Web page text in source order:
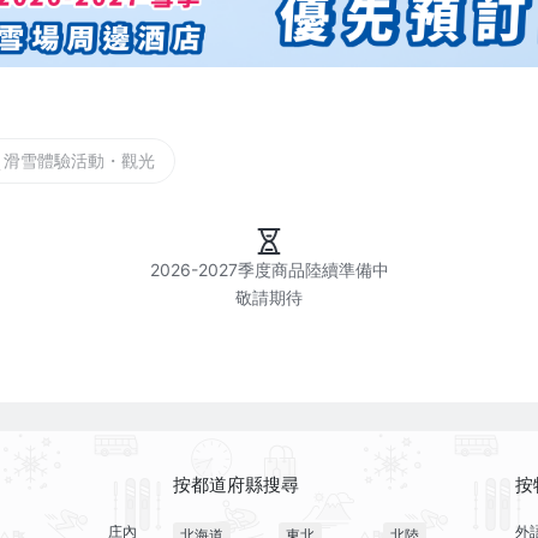
滑雪體驗活動・觀光
2026-2027季度商品陸續準備中
庄內
按都道府縣搜尋 按
外